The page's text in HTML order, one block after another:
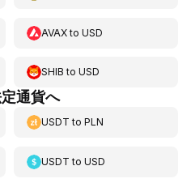
AVAXtoUSD
SHIB toUSD
通貨へ
USDT toPLN
USDT toUSD